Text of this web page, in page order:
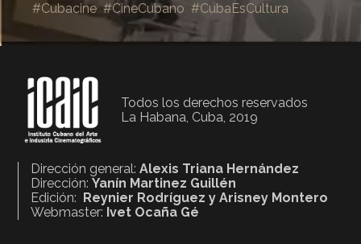
#Cubacine #CineCubano #CubaEsCultura
Todos los derechos reservados
La Habana, Cuba, 2019
Dirección general:Alexis Triana Hernández
Dirección:Yanín Martinez Guillén
Edición:
Reynier Rodríguez y Arisney Montero
Webmaster: Ivet Ocaña Gé